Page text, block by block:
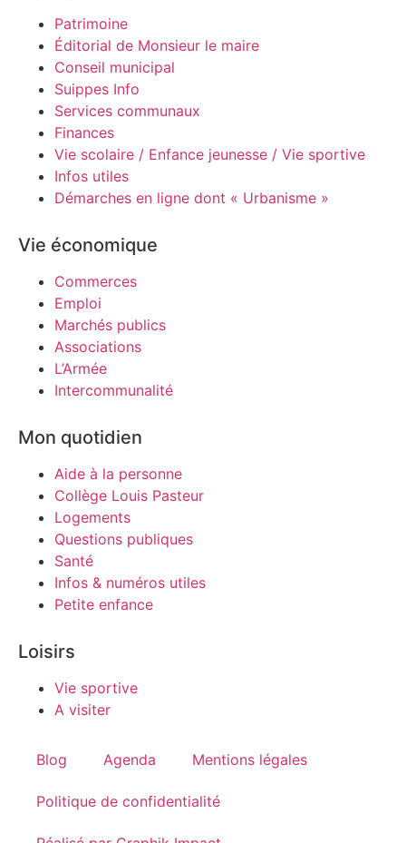
Patrimoine
Éditorial de Monsieur le maire
Conseil municipal
Suippes Info
Services communaux
Finances
Vie scolaire / Enfance jeunesse / Vie sportive
Infos utiles
Démarches en ligne dont « Urbanisme »
Vie économique
Commerces
Emploi
Marchés publics
Associations
L’Armée
Intercommunalité
Mon quotidien
Aide à la personne
Collège Louis Pasteur
Logements
Questions publiques
Santé
Infos & numéros utiles
Petite enfance
Loisirs
Vie sportive
A visiter
Blog Agenda Mentions légales
Politique de confidentialité